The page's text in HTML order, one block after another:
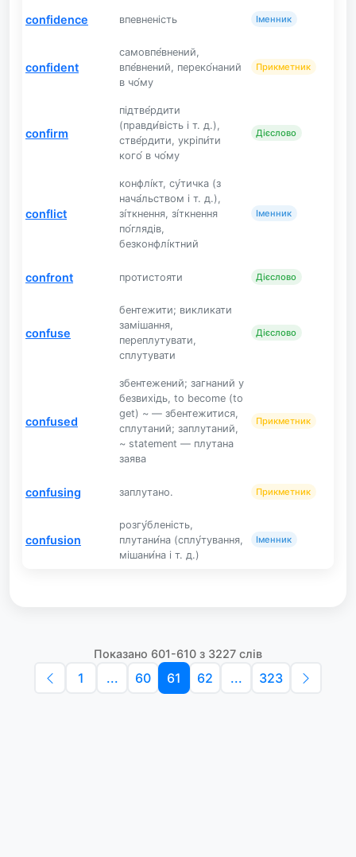
confidence впевненість Іменник
confident
самовпе́внений,
впе́внений, переко́наний
в чо́му
Прикметник
confirm
підтве́рдити
(правди́вість і т. д.),
стве́рдити, укріпи́ти
кого́ в чо́му
Дієслово
conflict
конфлі́кт, су́тичка (з
нача́льством і т. д.),
зі́ткнення, зі́ткнення
по́глядів,
безконфлі́ктний
Іменник
confront протистояти Дієслово
confuse
бентежити; викликати
замішання,
переплутувати,
сплутувати
Дієслово
confused
збентежений; загнаний у
безвихідь, to become (to
get) ~ — збентежитися,
сплутаний; заплутаний,
~ statement — плутана
заява
Прикметник
confusing заплутано. Прикметник
confusion
розгу́бленість,
плутани́на (сплу́тування,
мішани́на і т. д.)
Іменник
Показано 601-610 з 3227 слів
1 ... 60 61 62 ... 323